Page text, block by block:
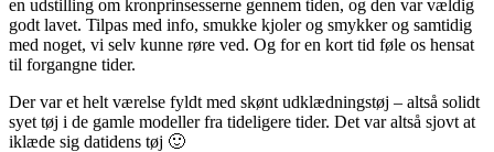
en udstilling om kronprinsesserne gennem tiden, og den var vældig
godt lavet. Tilpas med info, smukke kjoler og smykker og samtidig
med noget, vi selv kunne røre ved. Og for en kort tid føle os hensat
til forgangne tider.
Der var et helt værelse fyldt med skønt udklædningstøj – altså solidt
syet tøj i de gamle modeller fra tideligere tider. Det var altså sjovt at
iklæde sig datidens tøj 🙂